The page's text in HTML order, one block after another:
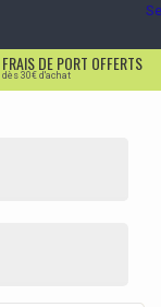
FRAIS DE PORT OFFERTS
dès 30€ d'achat